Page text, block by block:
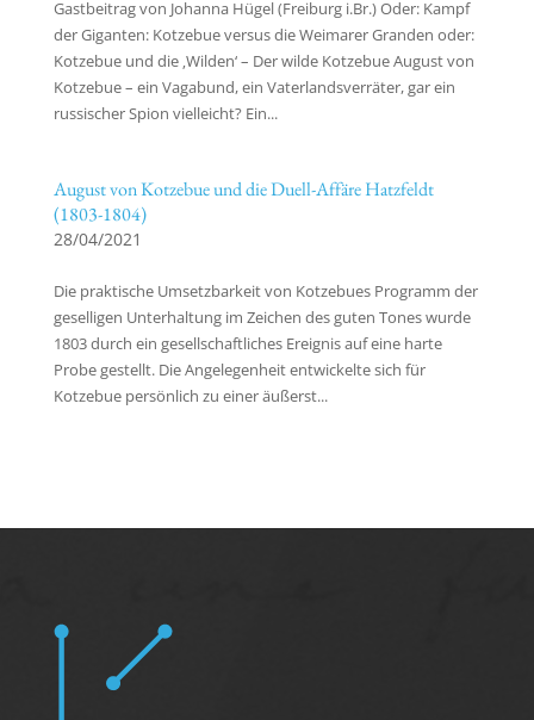
Gastbeitrag von Johanna Hügel (Freiburg i.Br.) Oder: Kampf
der Giganten: Kotzebue versus die Weimarer Granden oder:
Kotzebue und die ‚Wilden‘ – Der wilde Kotzebue August von
Kotzebue – ein Vagabund, ein Vaterlandsverräter, gar ein
russischer Spion vielleicht? Ein...
August von Kotzebue und die Duell-Affäre Hatzfeldt
(1803-1804)
28/04/2021
Die praktische Umsetzbarkeit von Kotzebues Programm der
geselligen Unterhaltung im Zeichen des guten Tones wurde
1803 durch ein gesellschaftliches Ereignis auf eine harte
Probe gestellt. Die Angelegenheit entwickelte sich für
Kotzebue persönlich zu einer äußerst...